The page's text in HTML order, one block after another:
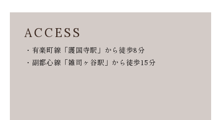
ACCESS
・有楽町線「護国寺駅」から徒歩8分
・副都心線「雑司ヶ谷駅」から徒歩15分